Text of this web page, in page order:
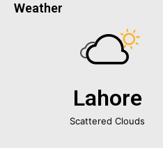
Weather
Lahore
Scattered Clouds